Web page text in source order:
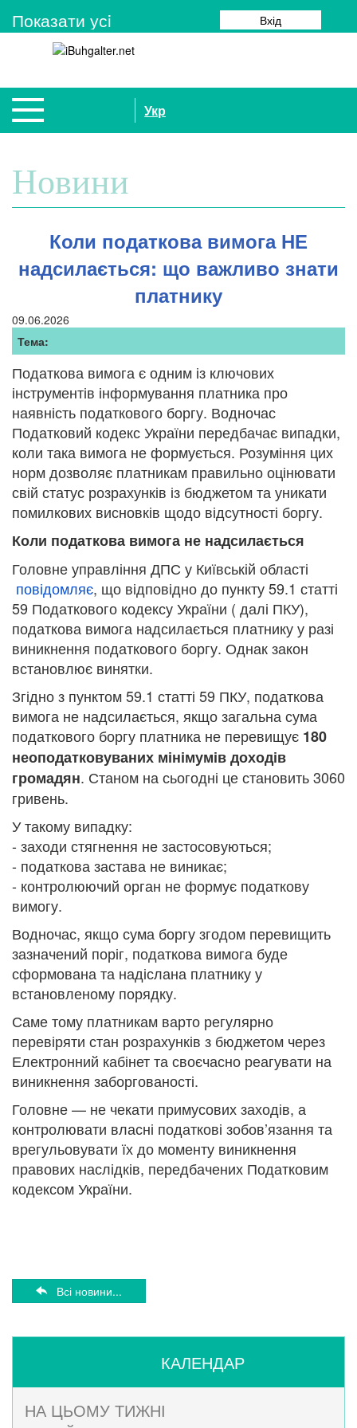
Показати усi Вхід
Укр
Новини
Коли податкова вимога НЕ
надсилається: що важливо знати
платнику
09.06.2026
Тема:
Податкова вимога є одним із ключових
інструментів інформування платника про
наявність податкового боргу. Водночас
Податковий кодекс України передбачає випадки,
коли така вимога не формується. Розуміння цих
норм дозволяє платникам правильно оцінювати
свій статус розрахунків із бюджетом та уникати
помилкових висновків щодо відсутності боргу.
Коли податкова вимога не надсилається
Головне управління ДПС у Київській області
повідомляє, що відповідно до пункту 59.1 статті
59 Податкового кодексу України ( далі ПКУ),
податкова вимога надсилається платнику у разі
виникнення податкового боргу. Однак закон
встановлює винятки.
Згідно з пунктом 59.1 статті 59 ПКУ, податкова
вимога не надсилається, якщо загальна сума
податкового боргу платника не перевищує 180
неоподатковуваних мінімумів доходів
громадян. Станом на сьогодні це становить 3060
гривень.
У такому випадку:
- заходи стягнення не застосовуються;
- податкова застава не виникає;
- контролюючий орган не формує податкову
вимогу.
Водночас, якщо сума боргу згодом перевищить
зазначений поріг, податкова вимога буде
сформована та надіслана платнику у
встановленому порядку.
Саме тому платникам варто регулярно
перевіряти стан розрахунків з бюджетом через
Електронний кабінет та своєчасно реагувати на
виникнення заборгованості.
Головне — не чекати примусових заходів, а
контролювати власні податкові зобов’язання та
врегульовувати їх до моменту виникнення
правових наслідків, передбачених Податковим
кодексом України.
Всі новини...
КАЛЕНДАР
НА ЦЬОМУ ТИЖНІ